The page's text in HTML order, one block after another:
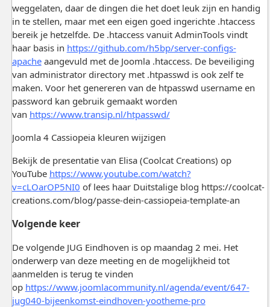
weggelaten, daar de dingen die het doet leuk zijn en handig
in te stellen, maar met een eigen goed ingerichte .htaccess
bereik je hetzelfde. De .htaccess vanuit AdminTools vindt
haar basis in https://github.com/h5bp/server-configs-
apacheaangevuld met de Joomla .htaccess. De beveiliging
van administrator directory met .htpasswd is ook zelf te
maken. Voor het genereren van de htpasswd username en
password kan gebruik gemaakt worden
van https://www.transip.nl/htpasswd/
Joomla 4 Cassiopeia kleuren wijzigen
Bekijk de presentatie van Elisa (Coolcat Creations) op
YouTube https://www.youtube.com/watch?
v=cLOarOP5NI0 of lees haar Duitstalige blog https://coolcat-
creations.com/blog/passe-dein-cassiopeia-template-an
Volgende keer
De volgende JUG Eindhoven is op maandag 2 mei. Het
onderwerp van deze meeting en de mogelijkheid tot
aanmelden is terug te vinden
op https://www.joomlacommunity.nl/agenda/event/647-
jug040-bijeenkomst-eindhoven-yootheme-pro